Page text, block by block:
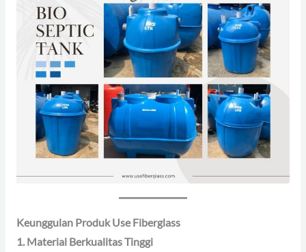
Keunggulan Produk Use Fiberglass
1. Material Berkualitas Tinggi